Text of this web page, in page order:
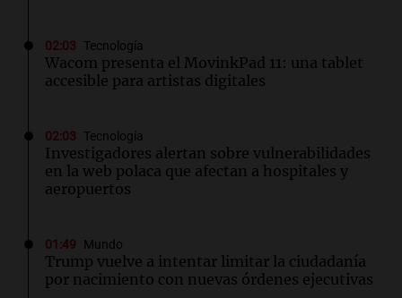
02:03 Tecnología
Wacom presenta el MovinkPad 11: una tablet
accesible para artistas digitales
02:03 Tecnología
Investigadores alertan sobre vulnerabilidades
en la web polaca que afectan a hospitales y
aeropuertos
01:49 Mundo
Trump vuelve a intentar limitar la ciudadanía
por nacimiento con nuevas órdenes ejecutivas